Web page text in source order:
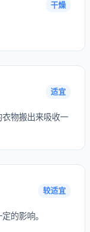
干燥
适宜
物搬出来吸收一
较适宜
的影响。